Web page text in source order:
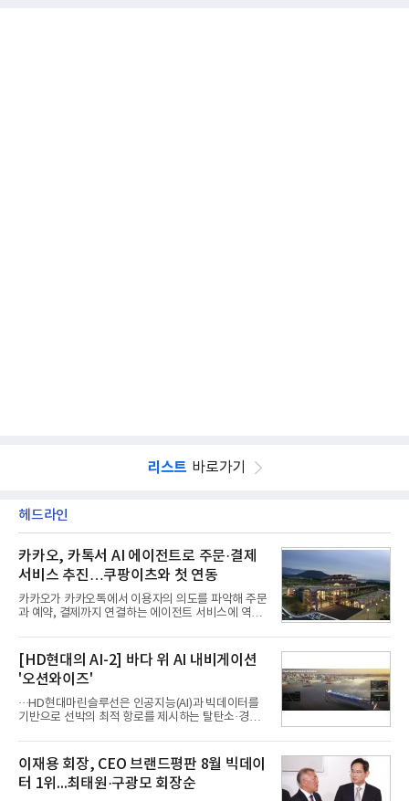
리스트 바로가기
헤드라인
카카오, 카톡서 AI 에이전트로 주문·결제
서비스 추진…쿠팡이츠와 첫 연동
카카오가 카카오톡에서 이용자의 의도를 파악해 주문
과 예약, 결제까지 연결하는 에이전트 서비스에 역량
행 등으로 적용 범위를 넓혀 AI를 새로운 톡비즈 성장
축으로 만들겠다는 구상이다.정신아 카카오 대표는 6
일 열린 2분기 실적 발표 컨퍼런스콜에서 "AI는 톡비
즈 성장 재점화의 핵심이자 주요 매출원으로 자리 잡
을 것"이라며 이같은 AI 사업 전략을 공개했다. 카카
오는 이날 함께 발표한 2분기 연결 매출이 전년 동기
대비 9% 증가한 2조985억원, 영업이익은 36% 늘어
17% 증가하
[HD현대의 AI-2] 바다 위 AI 내비게이션
'오션와이즈'
···HD현대마린슬루선은 인공지능(AI)과 빅데이터를
기반으로 선박의 최적 항로를 제시하는 탈탄소·경제
장비 설치 없이 일고리즘 만으로 선박의 탄소 배출량
을 모니터링 및 예측하며, 연료 소비를 최소화하는 운
항 가이드라인을 제공한다.오션와이즈의 핵심 기능은
CI(탄소집약도지수) 실시간 관리 예측, 시 기반 최적
이재용 회장, CEO 브랜드평판 8월 빅데이
터 1위...최태원·구광모 회장순